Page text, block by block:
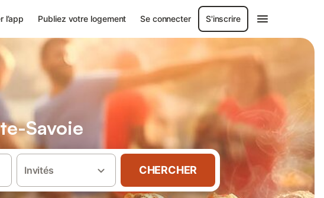
l’app Publiez votre logement Se connecter S'inscrire
Savoie
Invités CHERCHER